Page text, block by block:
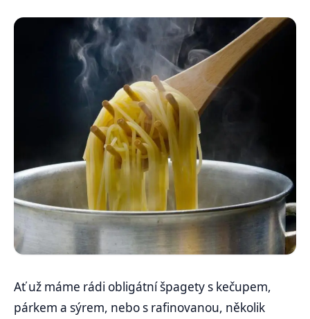
Ať už máme rádi obligátní špagety s kečupem,
párkem a sýrem, nebo s rafinovanou, několik